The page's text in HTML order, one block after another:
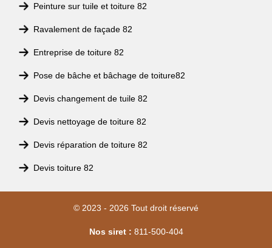
Peinture sur tuile et toiture 82
Ravalement de façade 82
Entreprise de toiture 82
Pose de bâche et bâchage de toiture82
Devis changement de tuile 82
Devis nettoyage de toiture 82
Devis réparation de toiture 82
Devis toiture 82
© 2023 - 2026 Tout droit réservé
Nos siret : 811-500-404